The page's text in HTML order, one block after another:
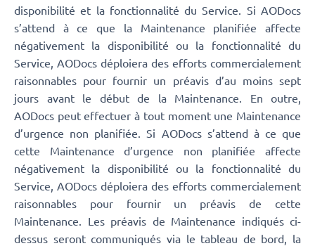
disponibilité et la fonctionnalité du Service. Si AODocs
s’attend à ce que la Maintenance planifiée affecte
négativement la disponibilité ou la fonctionnalité du
Service, AODocs déploiera des efforts commercialement
raisonnables pour fournir un préavis d’au moins sept
jours avant le début de la Maintenance. En outre,
AODocs peut effectuer à tout moment une Maintenance
d’urgence non planifiée. Si AODocs s’attend à ce que
cette Maintenance d’urgence non planifiée affecte
négativement la disponibilité ou la fonctionnalité du
Service, AODocs déploiera des efforts commercialement
raisonnables pour fournir un préavis de cette
Maintenance. Les préavis de Maintenance indiqués ci-
dessus seront communiqués via le tableau de bord, la